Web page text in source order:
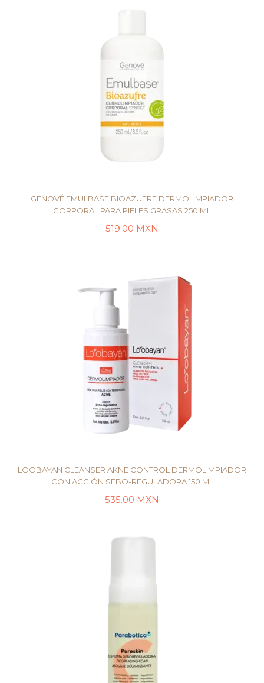
GENOVÉ EMULBASE BIOAZUFRE DERMOLIMPIADOR
CORPORAL PARA PIELES GRASAS 250 ML
519.00 MXN
LOOBAYAN CLEANSER AKNE CONTROL DERMOLIMPIADOR
CON ACCIÓN SEBO-REGULADORA 150 ML
535.00 MXN